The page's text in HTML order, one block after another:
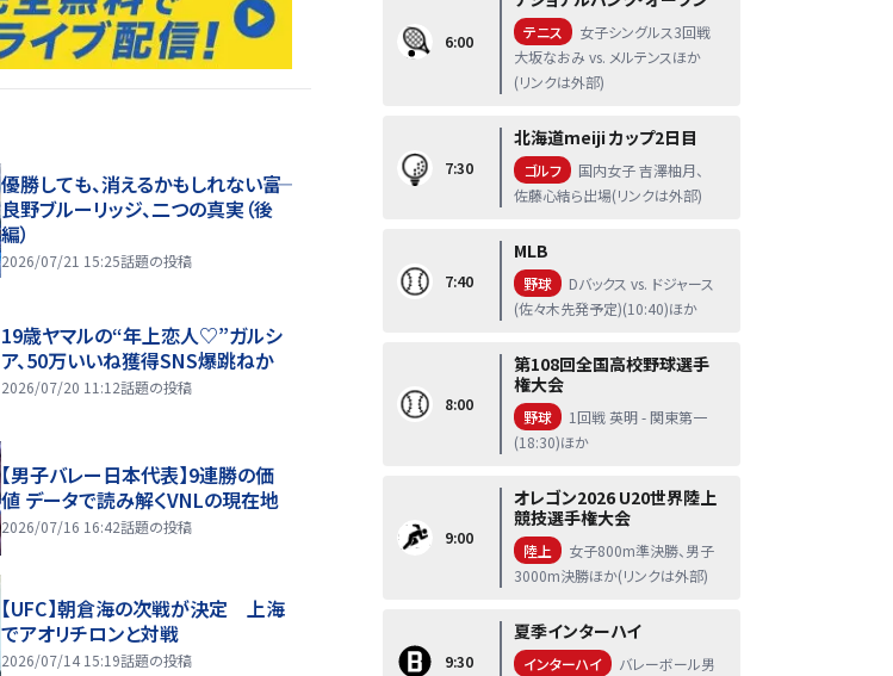
優勝しても、消えるかもしれない――富
良野ブルーリッジ、二つの真実（後
編）
2026/07/21 15:25話題の投稿
19歳ヤマルの“年上恋人♡”ガルシ
ア、50万いいね獲得SNS爆跳ねか
2026/07/20 11:12話題の投稿
【男子バレー日本代表】9連勝の価
値 データで読み解くVNLの現在地
2026/07/16 16:42話題の投稿
【UFC】朝倉海の次戦が決定 上海
でアオリチロンと対戦
2026/07/14 15:19話題の投稿
6:00 テニス
女子シングルス3回戦
大坂なおみ vs. メルテンスほか
(リンクは外部)
7:30
北海道meiji カップ2日目
ゴルフ
国内女子 吉澤柚月、
佐藤心結ら出場(リンクは外部)
7:40
MLB
野球
Dバックス vs. ドジャース
(佐々木先発予定)(10:40)ほか
8:00
第108回全国高校野球選手
権大会
野球
1回戦 英明 - 関東第一
(18:30)ほか
9:00
オレゴン2026 U20世界陸上
競技選手権大会
陸上
女子800m準決勝、男子
3000m決勝ほか(リンクは外部)
9:30
夏季インターハイ
インターハイ
バレーボール男